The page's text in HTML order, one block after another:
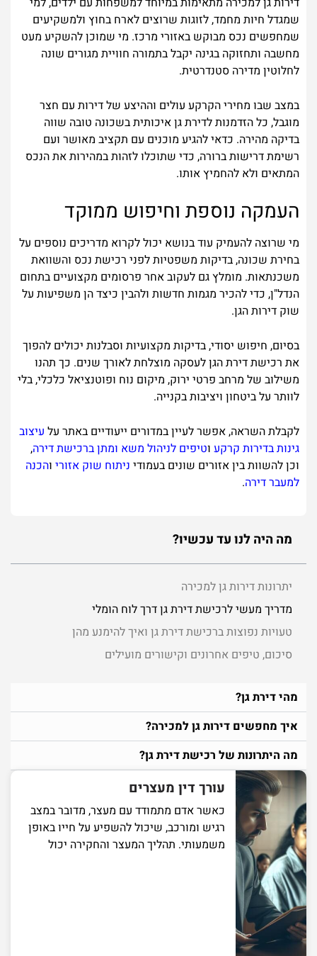
שמגדל חיות מחמד, לזוגות שרוצים לארח בחוץ ולמשקיעים
שמחפשים נכס מבוקש באזורי מרכז. מי שמוכן להשקיע מעט
מחשבה ותחזוקה בגינה יקבל בתמורה חוויית מגורים שונה
לחלוטין מדירה סטנדרטית.
במצב שבו מחירי הקרקע עולים וההיצע של דירות עם חצר
מוגבל, כל הזדמנות לדירת גן איכותית בשכונה טובה שווה
בדיקה מהירה. כדאי להגיע מוכנים עם תקציב מאושר ועם
רשימת דרישות ברורה, כדי שתוכלו לזהות במהירות את הנכס
המתאים ולא להחמיץ אותו.
העמקה נוספת וחיפוש ממוקד
מי שרוצה להעמיק עוד בנושא יכול לקרוא מדריכים נוספים על
בחירת שכונה, בדיקות משפטיות לפני רכישת נכס והשוואת
משכנתאות. מומלץ גם לעקוב אחר פרסומים מקצועיים בתחום
הנדל"ן, כדי להכיר מגמות חדשות ולהבין כיצד הן משפיעות על
שוק דירות הגן.
בסיום, חיפוש יסודי, בדיקות מקצועיות וסבלנות יכולים להפוך
את רכישת דירת הגן לעסקה מוצלחת לאורך שנים. כך תהנו
משילוב של מרחב פרטי ירוק, מיקום נוח ופוטנציאל כלכלי, בלי
לוותר על ביטחון ויציבות בקנייה.
לקבלת השראה, אפשר לעיין במדורים ייעודיים באתר על עיצוב
גינות בדירות קרקע וטיפים לניהול משא ומתן ברכישת דירה,
וכן להשוות בין אזורים שונים בעמודי ניתוח שוק אזורי והכנה
למעבר דירה.
מה היה לנו עד עכשיו?
יתרונות דירות גן למכירה
מדריך מעשי לרכישת דירת גן דרך לוח הומלי
טעויות נפוצות ברכישת דירת גן ואיך להימנע מהן
סיכום, טיפים אחרונים וקישורים מועילים
מהי דירת גן?
איך מחפשים דירות גן למכירה?
מה היתרונות של רכישת דירת גן?
עורך דין מעצרים
כאשר אדם מתמודד עם מעצר, מדובר במצב
רגיש ומורכב, שיכול להשפיע על חייו באופן
משמעותי. תהליך המעצר והחקירה יכול